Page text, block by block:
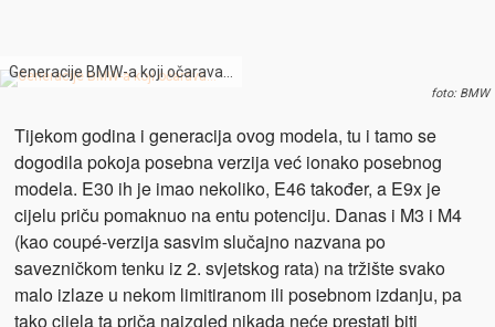
Generacije BMW-a koji očarava…
foto: BMW
Tijekom godina i generacija ovog modela, tu i tamo se
dogodila pokoja posebna verzija već ionako posebnog
modela. E30 ih je imao nekoliko, E46 također, a E9x je
cijelu priču pomaknuo na entu potenciju. Danas i M3 i M4
(kao coupé-verzija sasvim slučajno nazvana po
savezničkom tenku iz 2. svjetskog rata) na tržište svako
malo izlaze u nekom limitiranom ili posebnom izdanju, pa
tako cijela ta priča naizgled nikada neće prestati biti